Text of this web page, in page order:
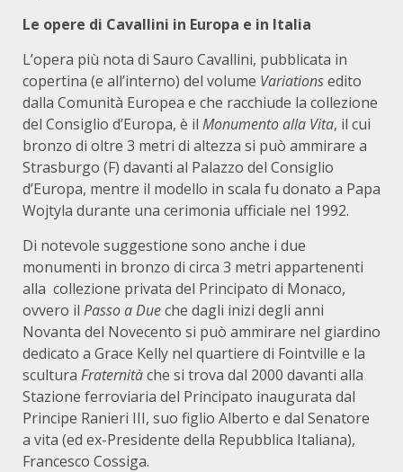
Le opere di Cavallini in Europa e in Italia
L’opera più nota di Sauro Cavallini, pubblicata in
copertina (e all’interno) del volume Variationsedito
dalla Comunità Europea e che racchiude la collezione
del Consiglio d’Europa, è il Monumento alla Vita, il cui
bronzo di oltre 3 metri di altezza si può ammirare a
Strasburgo (F) davanti al Palazzo del Consiglio
d’Europa, mentre il modello in scala fu donato a Papa
Wojtyla durante una cerimonia ufficiale nel 1992.
Di notevole suggestione sono anche i due
monumenti in bronzo di circa 3 metri appartenenti
alla collezione privata del Principato di Monaco,
ovvero il Passo a Dueche dagli inizi degli anni
Novanta del Novecento si può ammirare nel giardino
dedicato a Grace Kelly nel quartiere di Fointville e la
scultura Fraternitàche si trova dal 2000 davanti alla
Stazione ferroviaria del Principato inaugurata dal
Principe Ranieri III, suo figlio Alberto e dal Senatore
a vita (ed ex-Presidente della Repubblica Italiana),
Francesco Cossiga.